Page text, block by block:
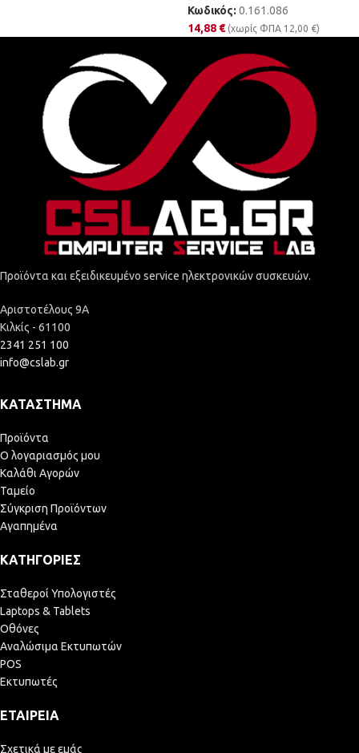
Κωδικός: 0.161.086
14,88 € (χωρίς ΦΠΑ 12,00 €)
Προϊόντα και εξειδικευμένο service ηλεκτρονικών συσκευών.
Αριστοτέλους 9Α
Κιλκίς - 61100
2341 251 100
info@cslab.gr
ΚΑΤΆΣΤΗΜΑ
Προϊόντα
Ο λογαριασμός μου
Καλάθι Αγορών
Ταμείο
Σύγκριση Προϊόντων
Αγαπημένα
ΚΑΤΗΓΟΡΊΕΣ
Σταθεροί Υπολογιστές
Laptops & Tablets
Οθόνες
Αναλώσιμα Εκτυπωτών
POS
Εκτυπωτές
ΕΤΑΙΡΕΊΑ
Σχετικά με εμάς